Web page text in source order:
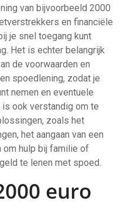
van bijvoorbeeld 2000
en financiële
je snel toegang kunt
Het is echter belangrijk
de voorwaarden en
spoedlening, zodat je
nemen en eventuele
is ook verstandig om te
zoals het
het aangaan van een
om hulp bij familie of
te lenen met spoed.
euro